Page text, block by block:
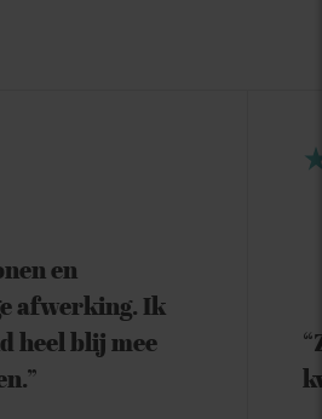
en
afwerking. Ik
heel blij mee